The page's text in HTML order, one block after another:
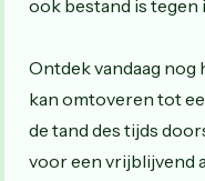
ook bestand is tegen
Ontdek vandaag
kan omtoveren tot
de tand des tijds
voor een vrijblijvend